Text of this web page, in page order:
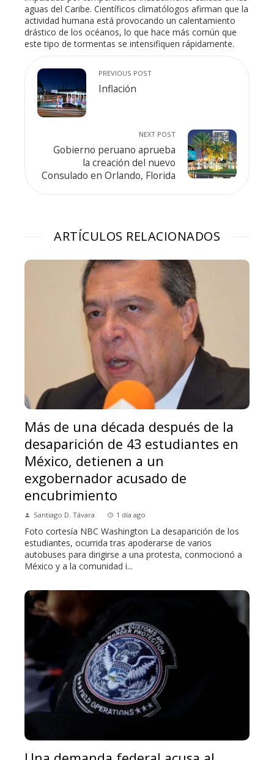
aguas del Caribe. Científicos climatólogos afirman que la
actividad humana está provocando un calentamiento
drástico de los océanos, lo que hace más común que
este tipo de tormentas se intensifiquen rápidamente.
PREVIOUS POST
Inflación
NEXT POST
Gobierno peruano aprueba
la creación del nuevo
Consulado en Orlando, Florida
ARTÍCULOS RELACIONADOS
Más de una década después de la
desaparición de 43 estudiantes en
México, detienen a un
exgobernador acusado de
encubrimiento
Santiago D. Távara 1 día ago
Foto cortesía NBC Washington La desaparición de los
estudiantes, ocurrida tras apoderarse de varios
autobuses para dirigirse a una protesta, conmocionó a
México y a la comunidad i...